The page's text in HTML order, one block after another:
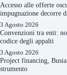
Accesso alle offerte
impugnazione decorre
3 Agosto 2026
Convenzioni tra enti:
codice degli appalti
3 Agosto 2026
Project financing,
strumento